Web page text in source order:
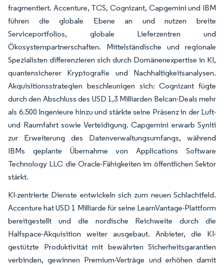
fragmentiert. Accenture, TCS, Cognizant, Capgemini und IBM
führen die globale Ebene an und nutzen breite
Serviceportfolios, globale Lieferzentren und
Ökosystempartnerschaften. Mittelständische und regionale
Spezialisten differenzieren sich durch Domänenexpertise in KI,
quantensicherer Kryptografie und Nachhaltigkeitsanalysen.
Akquisitionsstrategien beschleunigen sich: Cognizant fügte
durch den Abschluss des USD 1,3 Milliarden Belcan-Deals mehr
als 6.500 Ingenieure hinzu und stärkte seine Präsenz in der Luft-
und Raumfahrt sowie Verteidigung. Capgemini erwarb Syniti
zur Erweiterung des Datenverwaltungsumfangs, während
IBMs geplante Übernahme von Applications Software
Technology LLC die Oracle-Fähigkeiten im öffentlichen Sektor
stärkt.
KI-zentrierte Dienste entwickeln sich zum neuen Schlachtfeld.
Accenture hat USD 1 Milliarde für seine LearnVantage-Plattform
bereitgestellt und die nordische Reichweite durch die
Halfspace-Akquisition weiter ausgebaut. Anbieter, die KI-
gestützte Produktivität mit bewährten Sicherheitsgarantien
verbinden, gewinnen Premium-Verträge und erhöhen damit